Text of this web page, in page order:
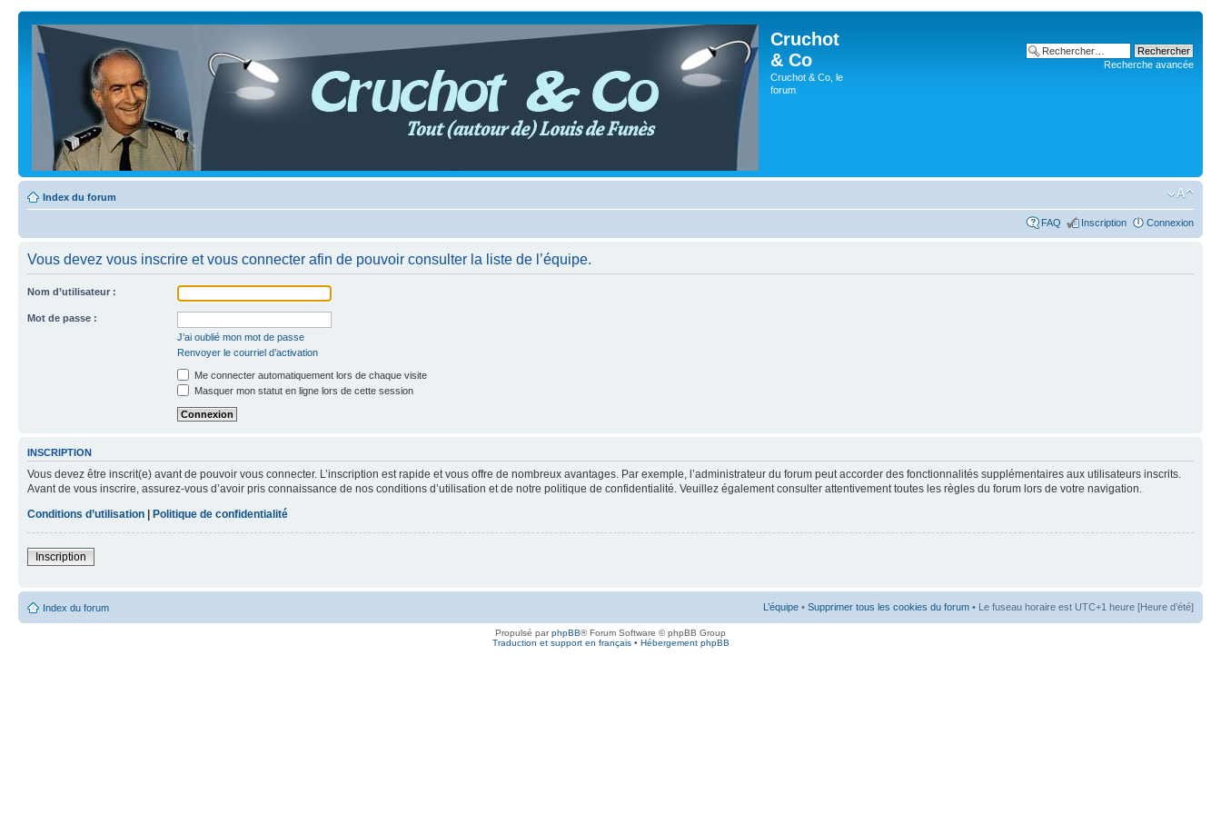
Cruchot
& Co
Cruchot & Co, le
forum
Recherche avancée
Index du forum
FAQ Inscription Connexion
Vous devez vous inscrire et vous connecter afin de pouvoir consulter la liste de l’équipe.
Nom d’utilisateur :
Mot de passe :
J’ai oublié mon mot de passe
Renvoyer le courriel d’activation
Me connecter automatiquement lors de chaque visite
Masquer mon statut en ligne lors de cette session
INSCRIPTION
Vous devez être inscrit(e) avant de pouvoir vous connecter. L’inscription est rapide et vous offre de nombreux avantages. Par exemple, l’administrateur du forum peut accorder des fonctionnalités supplémentaires aux utilisateurs inscrits.
Avant de vous inscrire, assurez-vous d’avoir pris connaissance de nos conditions d’utilisation et de notre politique de confidentialité. Veuillez également consulter attentivement toutes les règles du forum lors de votre navigation.
Conditions d’utilisation | Politique de confidentialité
Inscription
Index du forum L’équipe • Supprimer tous les cookies du forum • Le fuseau horaire est UTC+1 heure [Heure d’été]
Propulsé parphpBB® Forum Software © phpBB Group
Traduction et support en français• Hébergement phpBB